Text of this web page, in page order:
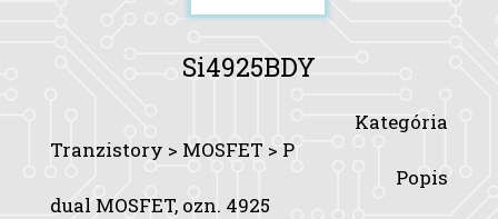
Si4925BDY
Kategória
Tranzistory > MOSFET > P
Popis
dual MOSFET, ozn. 4925